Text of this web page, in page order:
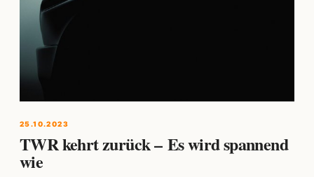
25.10.2023
TWR kehrt zurück – Es wird spannend
wie